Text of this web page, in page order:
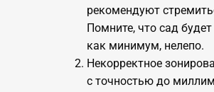
рекомендуют
Помните, что сад
как минимум, нелепо.
Некорректное
с точностью до